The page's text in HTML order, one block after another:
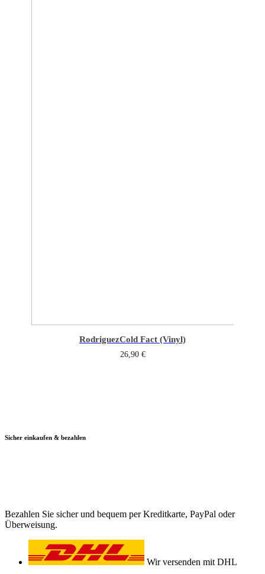
RodriguezCold Fact (Vinyl)
26,90 €
Sicher einkaufen & bezahlen
Bezahlen Sie sicher und bequem per Kreditkarte, PayPal oder
Überweisung.
Wir versenden mit DHL